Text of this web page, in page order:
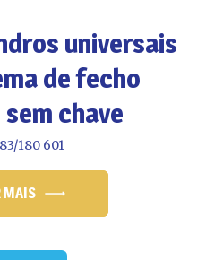
universais
de fecho
chave
180 601
MAIS